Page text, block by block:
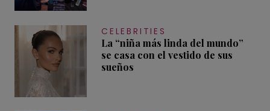
CELEBRITIES
La “niña más linda del mundo”
se casa con el vestido de sus
sueños